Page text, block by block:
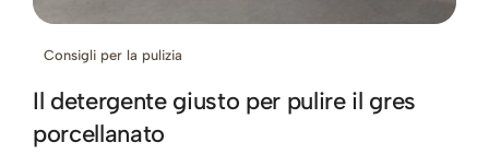
Consigli per la pulizia
Il detergente giusto per pulire il gres
porcellanato